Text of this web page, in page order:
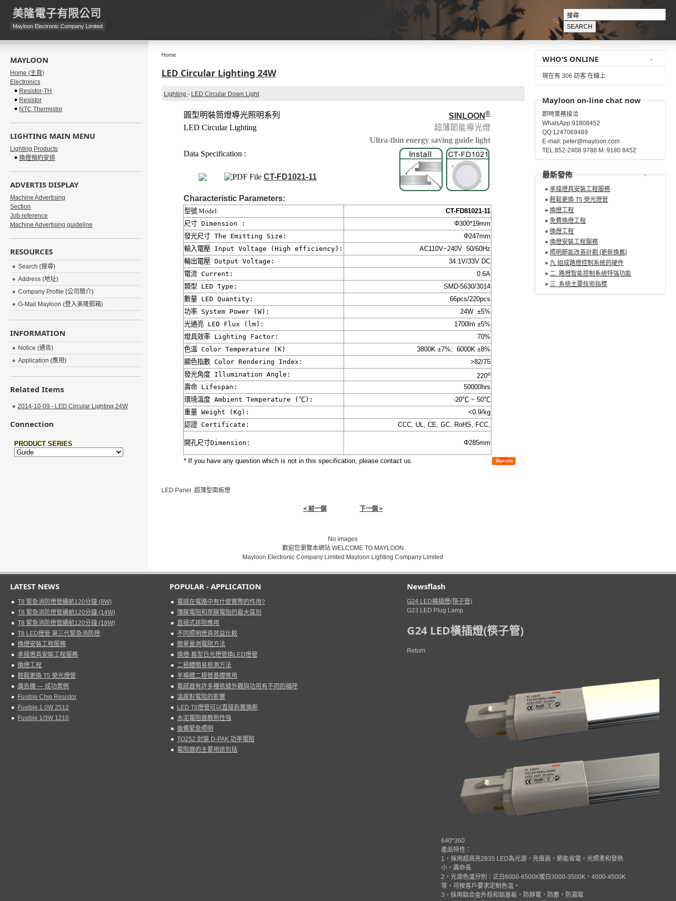
美隆電子有限公司
Mayloon Electronic Company Limited
Home
LED Circular Lighting 24W
Lighting - LED Circular Down Light
圓型明裝筒燈導光照明系列 SINLOON ®
LED Circular Lighting
超薄節能導光燈
Ultra-thin energy saving guide light
Data Specification :
CT-FD1021-11
Characteristic Parameters:
型號Model:
CT-FD81021-11
尺寸Dimension : Φ300*19mm
發光尺寸The Emitting Size: Φ247mm
輸入電壓Input Voltage (High efficiency):
AC110V~240V 50/60Hz
輪出電壓Output Voltage:
34.1V/33V DC
電流Current:
0.6A
類型 LED Type:
SMD-5630/3014
數量LED Quantity:
66pcs/220pcs
功率System Power (W):
24W ±5%
光通亮LED Flux (lm):
1700lm ±5%
燈具效率Lighting Factor:
70%
色溫 Color Temperature (K)
3800K ±7%; 6000K ±8%
顯色指數Color Rendering Index:
>82/75
發光角度Illumination Angle: 220o
壽命Lifespan:
50000hrs
環境溫度Ambient Temperature ( ℃): -20℃~ 50℃
重量Weight (Kg):
<0.9/kg
認證Certificate: CCC, UL, CE, GC, RoHS, FCC,
開孔尺寸Dimension : Φ285mm
* If you have any question which is not in this specification, please contact us.
LED Panel 超薄型面板燈
< 前一個 下一個 >
No images
歡迎您瀏覽本網站 WELCOME TO MAYLOON
Mayloon Electronic Company Limited Mayloon Lighting Company Limited
MAYLOON
Home (主頁)
Electronics
Resistor-TH
Resistor
NTC Thermistor
LIGHTING MAIN MENU
Lighting Products
換燈預約安排
ADVERTIS DISPLAY
Machine Advertising
Section
Job reference
Machine Advertising guideline
RESOURCES
Search (搜尋)
Address (地址)
Company Profile (公司簡介)
G-Mail Mayloon (登入美隆郵箱)
INFORMATION
Notice (通告)
Application (應用)
Related Items
2014-10-09 - LED Circular Lighting 24W
Connection
WHO'S ONLINE
現在有 306 訪客 在線上
Mayloon on-line chat now
即時業務接洽
WhatsApp:91808452
QQ:1247069489
E-mail: peter@mayloon.com
TEL:852-2408 9788 M: 9180 8452
最新發佈
承接燈具安裝工程服務
輕鬆更換 T5 熒光燈管
換燈工程
免費換燈工程
換燈工程
換燈安裝工程服務
照明節能改善計劃 [更新換舊]
九 組成路燈控制系統的硬件
二. 路燈智能控制系統特強功能
三. 系統主要技術指標
LATEST NEWS
T8 緊急消防燈管續航120分鐘 (8W)
T8 緊急消防燈管續航120分鐘 (14W)
T8 緊急消防燈管續航120分鐘 (18W)
T8 LED燈管 第三代緊急消防燈
換燈安裝工程服務
承接燈具安裝工程服務
換燈工程
輕鬆更換 T5 熒光燈管
廣告機 — 成功案例
Fusible Chip Resistor
Fusible 1.0W 2512
Fusible 1/3W 1210
POPULAR - APPLICATION
電感在電路中有什麼實際的作用?
薄膜電阻和厚膜電阻的最大區別
直插式排阻應用
不同照明燈具效益比較
簡單量測電阻方法
換燈-舊型日光燈管換LED燈管
二極體簡易檢測方法
半導體二極管基礎應用
電感器有許多種依據外觀與功用有不同的稱呼
溫度對電阻的影響
LED T8燈管可以直接拆舊換新
水泥電阻器散熱性強
後備緊急照明
TO252 封裝 D-PAK 功率電阻
電阻器的主要用途包括
Newsflash
G24 LED橫插燈(筷子管)
G23 LED Plug Lamp
G24 LED橫插燈(筷子管)
Return
640*360
產品特性：
1 ，採用超高亮2835 LED為光源，亮度高，節能省電，光照柔和發熱
小，壽命長
2 ，光源色溫分別：正白6000-6500K暖白3000-3500K， 4000-4500K
等，可按客戶要求定制色溫。
3 ，採用鋁合金外殼和鋁基板，防靜電，防塵，防漏電